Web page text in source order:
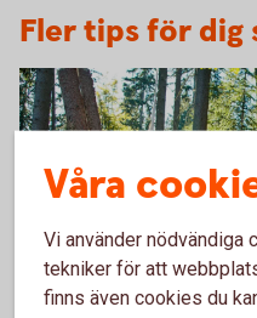
Fler tips för dig
Våra
Vi använder nödvändiga
tekniker för att
finns även cookies du